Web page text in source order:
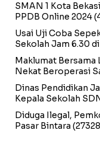
SMAN 1 Kota
PPDB Online 2024
Usai Uji Coba
Sekolah Jam 6.30
Maklumat Bersama
Nekat Beroperasi
Dinas Pendidikan
Kepala Sekolah
Diduga Ilegal,
Pasar Bintara